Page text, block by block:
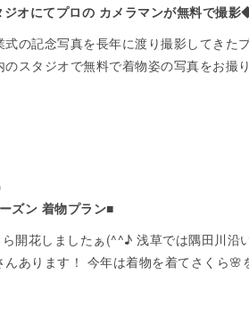
オにてプロの カメラマンが無料で撮影
の記念写真を長年に渡り撮影してきた
のスタジオで無料で着物姿の写真をお撮
ズン 着物プラン■
開花しましたぁ(^^♪ 浅草では隅田川沿
んあります！ 今年は着物を着てさくら🌸